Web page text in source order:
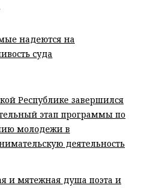
надеются на
суда
Республике завершился
этап программы по
молодежи в
деятельность
и мятежная душа поэта и